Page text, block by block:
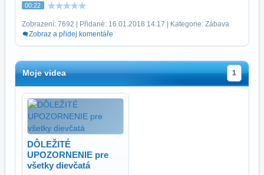
00:22
Zobrazení: 7692 | Přidané: 16.01.2018 14:17 | Kategorie: Zábava
Zobraz a přidej komentáře
Moje videa 1
DÔLEŽITÉ
UPOZORNENIE pre
všetky dievčatá